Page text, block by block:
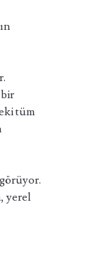
tüm
yerel